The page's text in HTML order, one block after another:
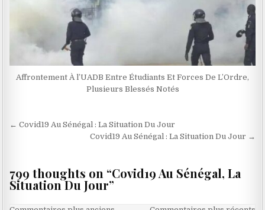
Affrontement À l’UADB Entre Étudiants Et Forces De L’Ordre,
Plusieurs Blessés Notés
Navigation
← Covid19 Au Sénégal : La Situation Du Jour
Covid19 Au Sénégal : La Situation Du Jour →
799 thoughts on “Covid19 Au Sénégal, La
Situation Du Jour”